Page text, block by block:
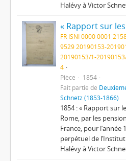
Halévy à Victor
FR ISNI 0000 0001
9529 20190153-
20190153/1-
4
Pièce
1854
Fait partie de
Schnetz (1853-1866)
1854 : « Rapport sur
Rome, par les
France, pour l’année
perpétuel de
Halévy à Victor